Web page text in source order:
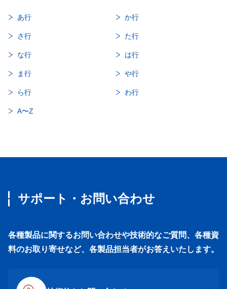
あ行 か行
さ行 た行
な行 は行
ま行 や行
ら行 わ行
A〜Z
サポート・お問い合わせ
各種製品に関するお問い合わせや技術的なご質問、各種資
料のお取り寄せなど、各製品担当者がお答えいたします。